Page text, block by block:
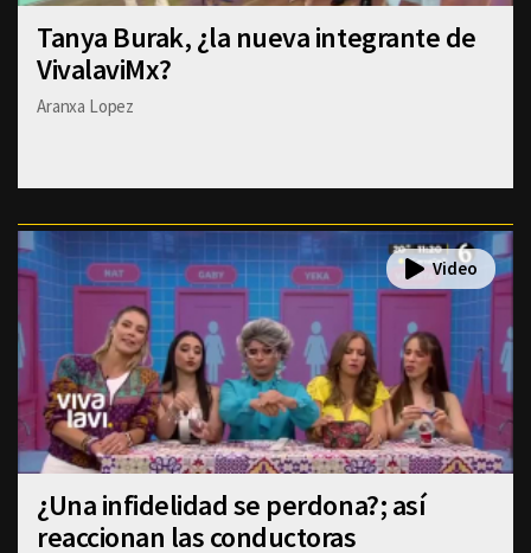
Tanya Burak, ¿la nueva integrante de
VivalaviMx?
Aranxa Lopez
¿Una infidelidad se perdona?; así
reaccionan las conductoras